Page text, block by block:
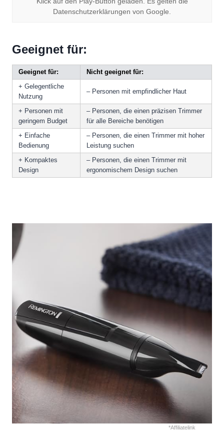
Datenschutzerklärungen von Google.
Geeignet für:
Geeignet für:
Nicht geeignet für:
+ Gelegentliche
Nutzung
– Personen mit empfindlicher Haut
+ Personen mit
geringem Budget
– Personen, die einen präzisen Trimmer
für alle Bereiche benötigen
+ Einfache
Bedienung
– Personen, die einen Trimmer mit hoher
Leistung suchen
+ Kompaktes
Design
– Personen, die einen Trimmer mit
ergonomischem Design suchen
*Affiliatelink